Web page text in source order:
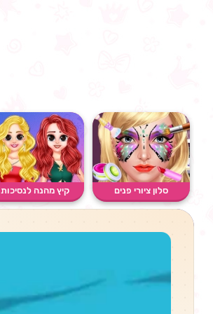
סלון ציורי פנים קיץ מהנה לנסיכות